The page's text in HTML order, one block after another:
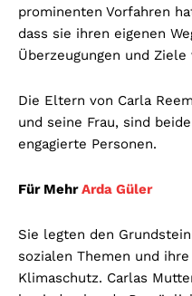
prominenten Vorfahren
dass sie ihren eigenen
Überzeugungen und
Die Eltern von Carla
und seine Frau, sind
engagierte Personen.
Für MehrArda Güler
Sie legten den
sozialen Themen und
Klimaschutz. Carlas